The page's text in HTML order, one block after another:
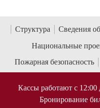
Структура
Сведения
Национальные
Пожарная безопасность
Кассы работают с
Бронирование